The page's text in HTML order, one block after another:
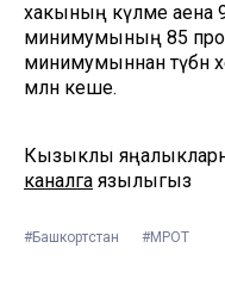
хакының күләме аена
минимумының 85
минимумыннан түбән
млн кеше.
Кызыклы
каналга язылыгыз
#Башкортстан #МРОТ